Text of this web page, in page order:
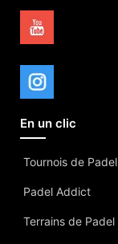
En un clic
Tournois de Padel
Padel Addict
Terrains de Padel